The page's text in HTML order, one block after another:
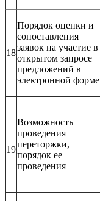
18
Порядок оценки и
сопоставления
заявок на участие в
открытом запросе
предложений в
электронной форме
19
Возможность
проведения
переторжки,
порядок ее
проведения